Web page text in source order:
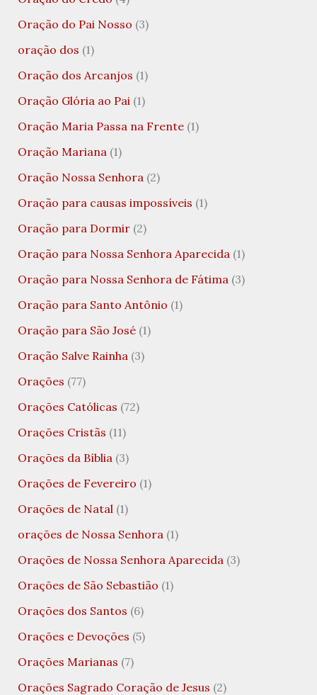
Oração do Pai Nosso (3)
oração dos (1)
Oração dos Arcanjos (1)
Oração Glória ao Pai (1)
Oração Maria Passa na Frente(1)
Oração Mariana (1)
Oração Nossa Senhora (2)
Oração para causas impossíveis (1)
Oração para Dormir(2)
Oração para Nossa Senhora Aparecida (1)
Oração para Nossa Senhora de Fátima (3)
Oração para Santo Antônio (1)
Oração para São José(1)
Oração Salve Rainha (3)
Orações (77)
Orações Católicas (72)
Orações Cristãs (11)
Orações da Bíblia (3)
Orações de Fevereiro (1)
Orações de Natal (1)
orações de Nossa Senhora (1)
Orações de Nossa Senhora Aparecida (3)
Orações de São Sebastião (1)
Orações dos Santos (6)
Orações e Devoções (5)
Orações Marianas (7)
Orações Sagrado Coração de Jesus (2)